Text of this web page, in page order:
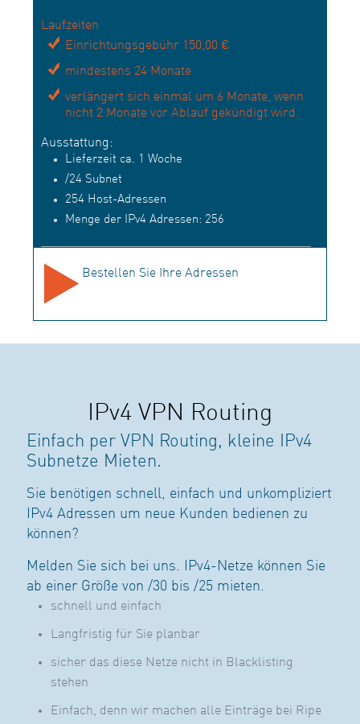
Laufzeiten
Einrichtungsgebühr 150,00 €
mindestens 24 Monate
verlängert sich einmal um 6 Monate, wenn
nicht 2 Monate vor Ablauf gekündigt wird.
Ausstattung:
Lieferzeit ca. 1 Woche
/24 Subnet
254 Host-Adressen
Menge der IPv4 Adressen: 256
Bestellen Sie Ihre Adressen
IPv4 VPN Routing
Einfach per VPN Routing, kleine IPv4
Subnetze Mieten.
Sie benötigen schnell, einfach und unkompliziert
IPv4 Adressen um neue Kunden bedienen zu
können?
Melden Sie sich bei uns. IPv4-Netze können Sie
ab einer Größe von /30 bis /25 mieten.
schnell und einfach
Langfristig für Sie planbar
sicher das diese Netze nicht in Blacklisting
stehen
Einfach, denn wir machen alle Einträge bei Ripe